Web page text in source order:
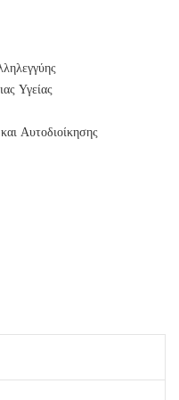
Υγείας
Αυτοδιοίκησης